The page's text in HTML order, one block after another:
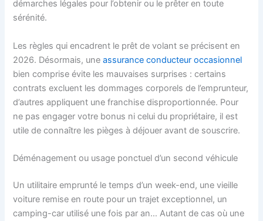
démarches légales pour l’obtenir ou le prêter en toute
sérénité.
Les règles qui encadrent le prêt de volant se précisent en
2026. Désormais, uneassurance conducteur occasionnel
bien comprise évite les mauvaises surprises : certains
contrats excluent les dommages corporels de l’emprunteur,
d’autres appliquent une franchise disproportionnée. Pour
ne pas engager votre bonus ni celui du propriétaire, il est
utile de connaître les pièges à déjouer avant de souscrire.
Déménagement ou usage ponctuel d’un second véhicule
Un utilitaire emprunté le temps d’un week-end, une vieille
voiture remise en route pour un trajet exceptionnel, un
camping-car utilisé une fois par an… Autant de cas où une